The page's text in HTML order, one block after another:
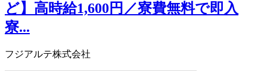
ど】高時給1,600円／寮費無料で即入
寮...
フジアルテ株式会社